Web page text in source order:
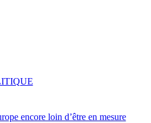
encore loin d’être en mesure